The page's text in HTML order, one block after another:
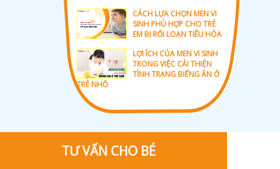
CÁCH LỰA CHỌN MEN VI
SINH PHÙ HỢP CHO TRẺ
EM BỊ RỐI LOẠN TIÊU HÓA
LỢI ÍCH CỦA MEN VI SINH
TRONG VIỆC CẢI THIỆN
TÌNH TRẠNG BIẾNG ĂN Ở
TRẺ NHỎ
TƯ VẤN CHO BÉ